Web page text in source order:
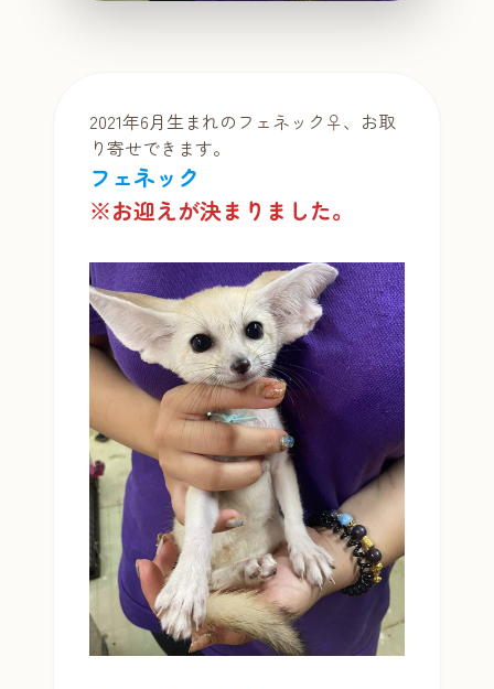
2021年6月生まれのフェネック♀、お取
り寄せできます。
フェネック
※お迎えが決まりました。